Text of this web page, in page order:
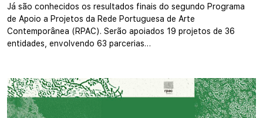
Já são conhecidos os resultados finais do segundo Programa
de Apoio a Projetos da Rede Portuguesa de Arte
Contemporânea (RPAC). Serão apoiados 19 projetos de 36
entidades, envolvendo 63 parcerias…